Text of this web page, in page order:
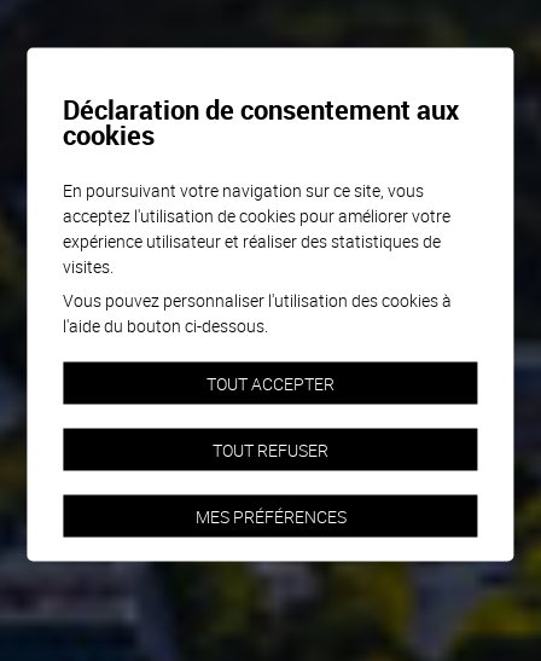
Déclaration de consentement aux
cookies
En poursuivant votre navigation sur ce site, vous
acceptez l'utilisation de cookies pour améliorer votre
expérience utilisateur et réaliser des statistiques de
visites.
Vous pouvez personnaliser l'utilisation des cookies à
l'aide du bouton ci-dessous.
TOUT ACCEPTER
TOUT REFUSER
MES PRÉFÉRENCES